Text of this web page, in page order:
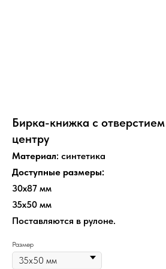
Бирка-книжка с
центру
Материал: синтетика
Доступные размеры:
30х87 мм
35х50 мм
Поставляются в рулоне.
Размер